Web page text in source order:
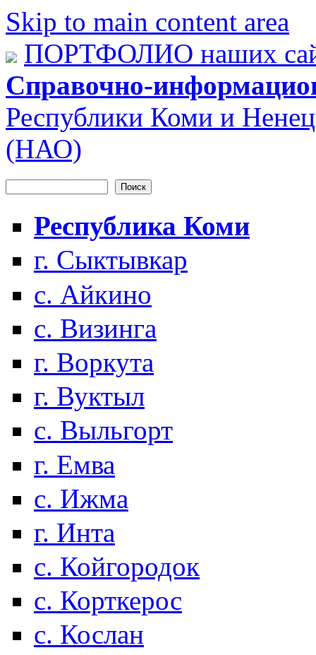
Skip to main content area
ПОРТФОЛИО наших
Справочно-
Республики Коми и
(НАО)
Форма поиска
Республика Коми
г. Сыктывкар
с. Айкино
с. Визинга
г. Воркута
г. Вуктыл
с. Выльгорт
г. Емва
с. Ижма
г. Инта
с. Койгородок
с. Корткерос
с. Кослан